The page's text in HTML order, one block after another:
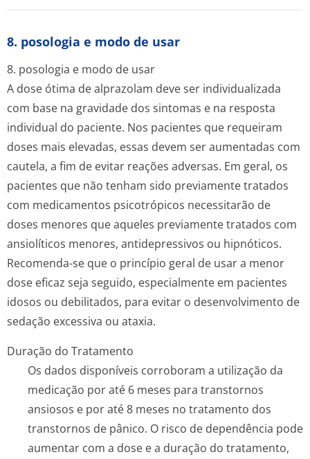
8. posologia e modo de usar
8. posologia e modo de usar
A dose ótima de alprazolam deve ser individualizada
com base na gravidade dos sintomas e na resposta
individual do paciente. Nos pacientes que requeiram
doses mais elevadas, essas devem ser aumentadas com
cautela, a fim de evitar reações adversas. Em geral, os
pacientes que não tenham sido previamente tratados
com medicamentos psicotrópicos necessitarão de
doses menores que aqueles previamente tratados com
ansiolíticos menores, antidepressivos ou hipnóticos.
Recomenda-se que o princípio geral de usar a menor
dose eficaz seja seguido, especialmente em pacientes
idosos ou debilitados, para evitar o desenvolvimento de
sedação excessiva ou ataxia.
Duração do Tratamento
Os dados disponíveis corroboram a utilização da
medicação por até 6 meses para transtornos
ansiosos e por até 8 meses no tratamento dos
transtornos de pânico. O risco de dependência pode
aumentar com a dose e a duração do tratamento,